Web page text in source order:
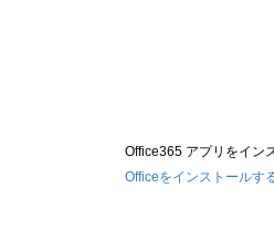
Office365 アプリをイン
Officeをインストール